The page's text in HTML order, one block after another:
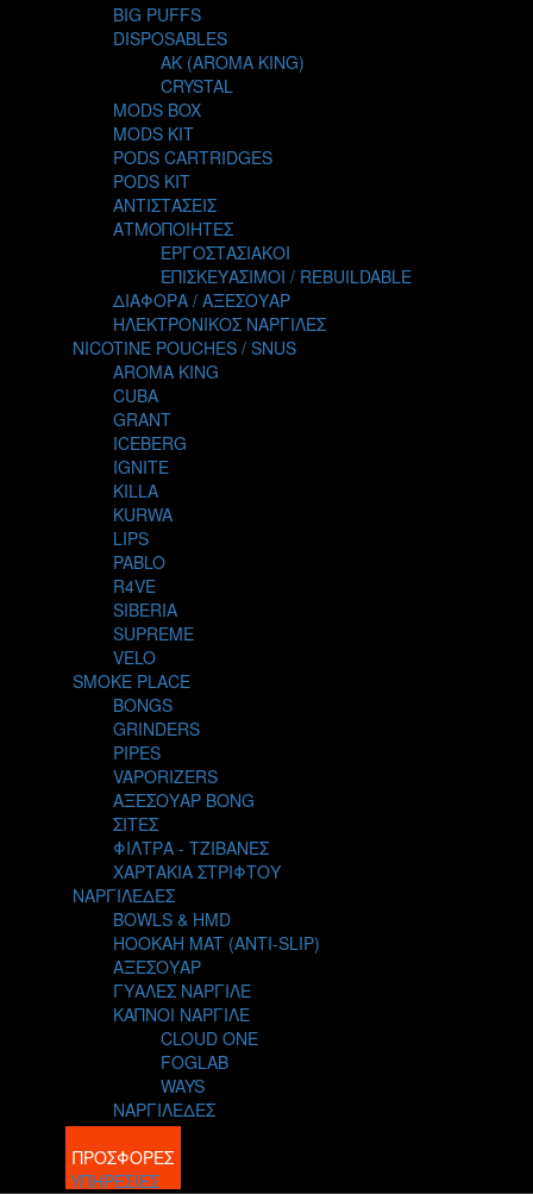
NUBO
OMERTA LIQUIDS
OPMH PROJECT
S-ELF JUICE
SADBOY
SCANDAL
SECRET FOREST
STEAM CITY LIQUIDS
STEAM TRAIN
STEAMPUNK
TALES
TATTOO
THE ALCHEMIST
THE SMOKER'S CLUB
TIKI MAHU
TWIST
VGOD
WILD ZOO
YETI
BIG PUFFS
DISPOSABLES
AK (AROMA KING)
CRYSTAL
MODS BOX
MODS KIT
PODS CARTRIDGES
PODS KIT
ΑΝΤΙΣΤΑΣΕΙΣ
ΑΤΜΟΠΟΙΗΤΕΣ
ΕΡΓΟΣΤΑΣΙΑΚΟΙ
ΕΠΙΣΚΕΥΑΣΙΜΟΙ / REBUILDABLE
ΔΙΑΦΟΡΑ / ΑΞΕΣΟΥΑΡ
ΗΛΕΚΤΡΟΝΙΚΟΣ ΝΑΡΓΙΛΕΣ
NICOTINE POUCHES / SNUS
AROMA KING
CUBA
GRANT
ICEBERG
IGNITE
KILLA
KURWA
LIPS
PABLO
R4VE
SIBERIA
SUPREME
VELO
SMOKE PLACE
BONGS
GRINDERS
PIPES
VAPORIZERS
ΑΞΕΣΟΥΑΡ BONG
ΣΙΤΕΣ
ΦΙΛΤΡΑ - ΤΖΙΒΑΝΕΣ
ΧΑΡΤΑΚΙΑ ΣΤΡΙΦΤΟΥ
ΝΑΡΓΙΛΕΔΕΣ
BOWLS & HMD
HOOKAH MAT (ANTI-SLIP)
ΑΞΕΣΟΥΑΡ
ΓΥΑΛΕΣ ΝΑΡΓΙΛΕ
ΚΑΠΝΟΙ ΝΑΡΓΙΛΕ
CLOUD ONE
FOGLAB
WAYS
ΝΑΡΓΙΛΕΔΕΣ
BLOG
ΠΡΟΣΦΟΡΕΣ
ΥΠΗΡΕΣΙΕΣ